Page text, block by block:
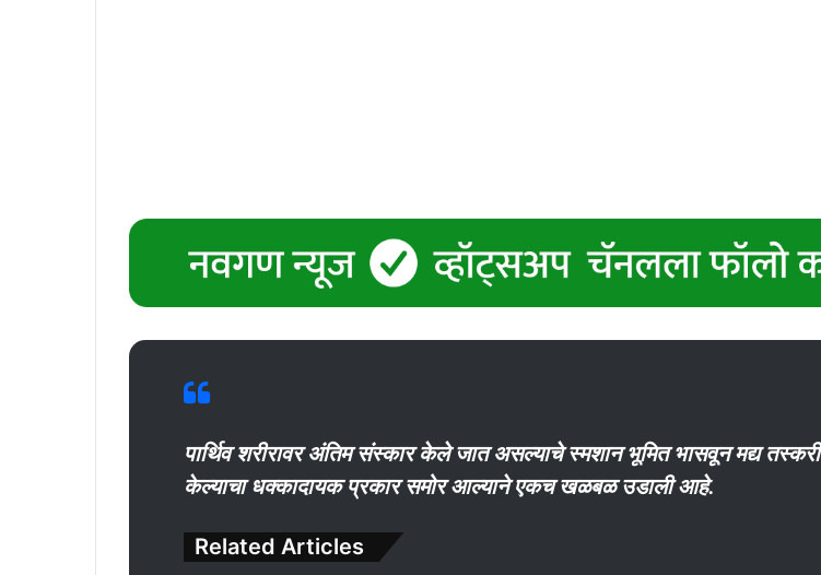
पार्थिव शरीरावर अंतिम संस्कार केले जात असल्याचे स्मशान भूमित भासवून मद्य तस्करी
केल्याचा धक्कादायक प्रकार समोर आल्याने एकच खळबळ उडाली आहे.
Related Articles